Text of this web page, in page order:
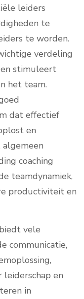
leiders
te
te worden.
verdeling
stimuleert
het team.
dat effectief
en
coaching
teamdynamiek,
productiviteit en
vele
communicatie,
en
in